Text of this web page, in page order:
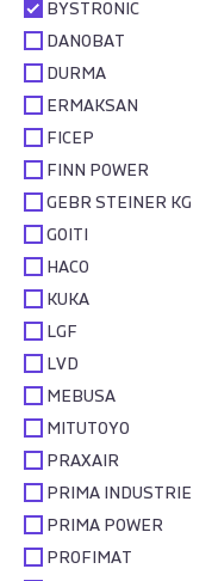
BYSTRONIC
DANOBAT
DURMA
ERMAKSAN
FICEP
FINN POWER
GEBR STEINER KG
GOITI
HACO
KUKA
LGF
LVD
MEBUSA
MITUTOYO
PRAXAIR
PRIMA INDUSTRIE
PRIMA POWER
PROFIMAT